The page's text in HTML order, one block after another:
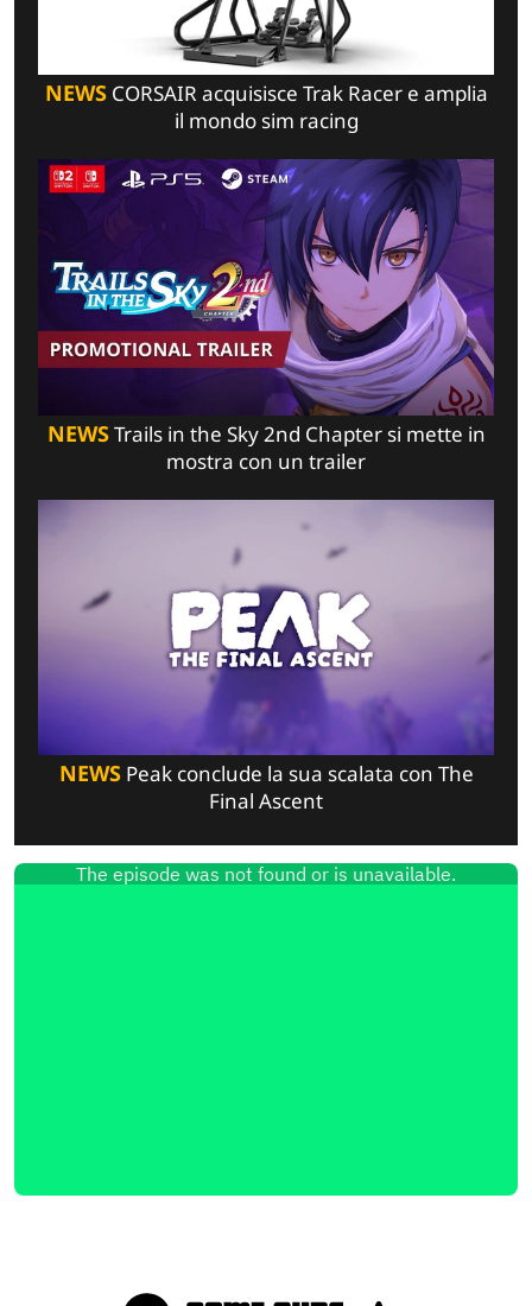
NEWSCORSAIR acquisisce Trak Racer e amplia
il mondo sim racing
NEWSTrails in the Sky 2nd Chapter si mette in
mostra con un trailer
NEWSPeak conclude la sua scalata con The
Final Ascent